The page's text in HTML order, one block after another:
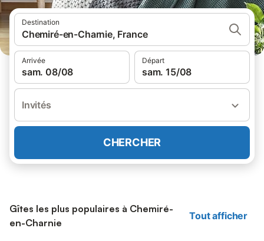
Destination
Chemiré-en-Charnie, France
Arrivée
sam. 08/08
Départ
sam. 15/08
Invités
CHERCHER
Gîtes les plus populaires à Chemiré-
en-Charnie
Tout afficher